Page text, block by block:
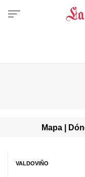
Mapa |
VALDOVIÑO